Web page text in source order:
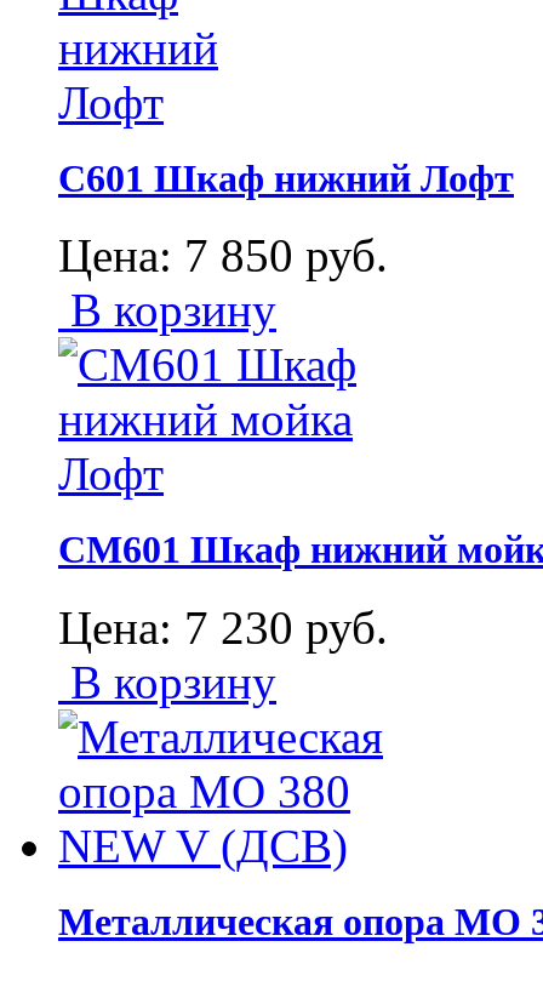
С601 Шкаф нижний Лофт
Цена: 7 850 руб.
В корзину
СМ601 Шкаф нижний
Цена: 7 230 руб.
В корзину
Металлическая опора МО